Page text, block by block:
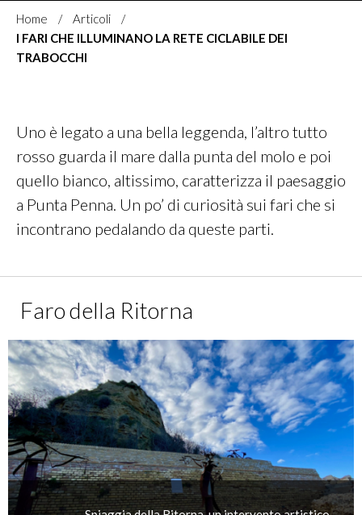
Home
Articoli
I FARI CHE ILLUMINANO LA RETE CICLABILE DEI
TRABOCCHI
Uno è legato a una bella leggenda, l’altro tutto
rosso guarda il mare dalla punta del molo e poi
quello bianco, altissimo, caratterizza il paesaggio
a Punta Penna. Un po’ di curiosità sui fari che si
incontrano pedalando da queste parti.
Faro della Ritorna